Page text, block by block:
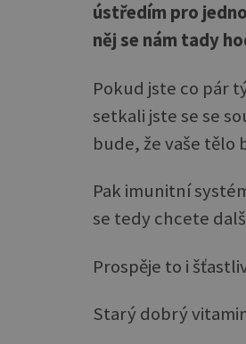
ústředím pro
něj se nám tady
Pokud jste co pár
setkali jste se se
bude, že vaše tělo
Pak imunitní
se tedy chcete
Prospěje to i
Starý dobrý